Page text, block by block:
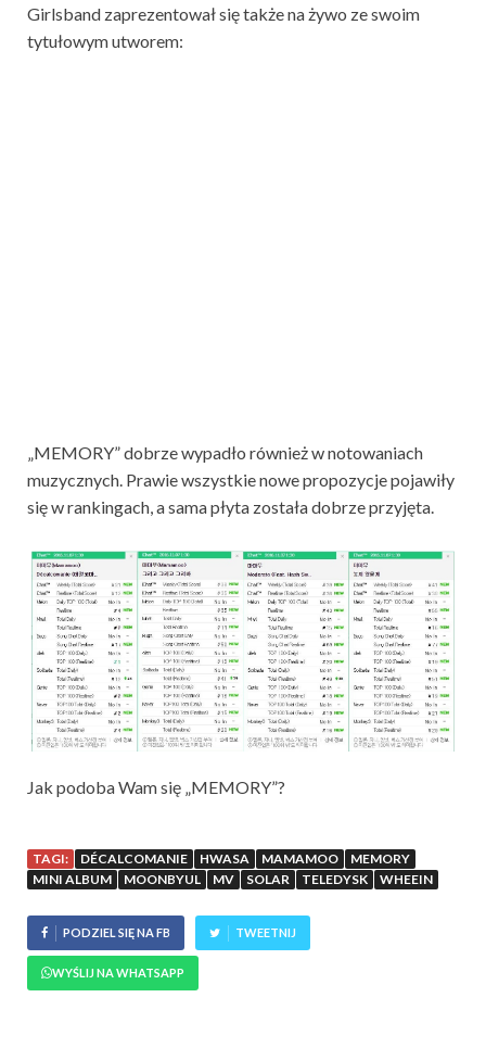
Girlsband zaprezentował się także na żywo ze swoim
tytułowym utworem:
„MEMORY” dobrze wypadło również w notowaniach
muzycznych. Prawie wszystkie nowe propozycje pojawiły
się w rankingach, a sama płyta została dobrze przyjęta.
Jak podoba Wam się „MEMORY”?
TAGI: DÉCALCOMANIE HWASA MAMAMOO
MEMORY
MINI ALBUM
MOONBYUL MV SOLAR TELEDYSK WHEEIN
PODZIEL SIĘ NA FB TWEETNIJ
WYŚLIJ NA WHATSAPP